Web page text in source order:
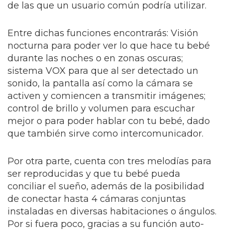
de las que un usuario común podría utilizar.
Entre dichas funciones encontrarás: Visión
nocturna para poder ver lo que hace tu bebé
durante las noches o en zonas oscuras;
sistema VOX para que al ser detectado un
sonido, la pantalla así como la cámara se
activen y comiencen a transmitir imágenes;
control de brillo y volumen para escuchar
mejor o para poder hablar con tu bebé, dado
que también sirve como intercomunicador.
Por otra parte, cuenta con tres melodías para
ser reproducidas y que tu bebé pueda
conciliar el sueño, además de la posibilidad
de conectar hasta 4 cámaras conjuntas
instaladas en diversas habitaciones o ángulos.
Por si fuera poco, gracias a su función auto-